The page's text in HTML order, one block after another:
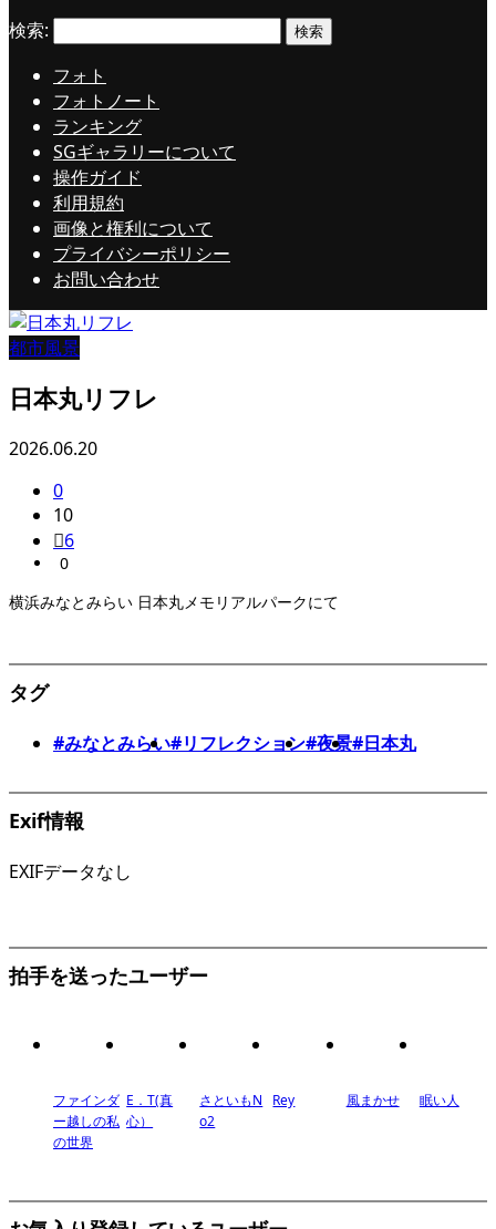
フォト
フォトノート
ランキング
SGギャラリーについて
操作ガイド
利用規約
画像と権利について
プライバシーポリシー
お問い合わせ
検索:
都市風景
日本丸リフレ
2026.06.20
0
10
6
0
横浜みなとみらい 日本丸メモリアルパークにて
タグ
#みなとみらい#リフレクション#夜景#日本丸
Exif情報
EXIFデータなし
拍手を送ったユーザー
ファインダ
ー越しの私
の世界
E．T(真
心）
さといもN
o2
Rey 風まかせ 眠い人